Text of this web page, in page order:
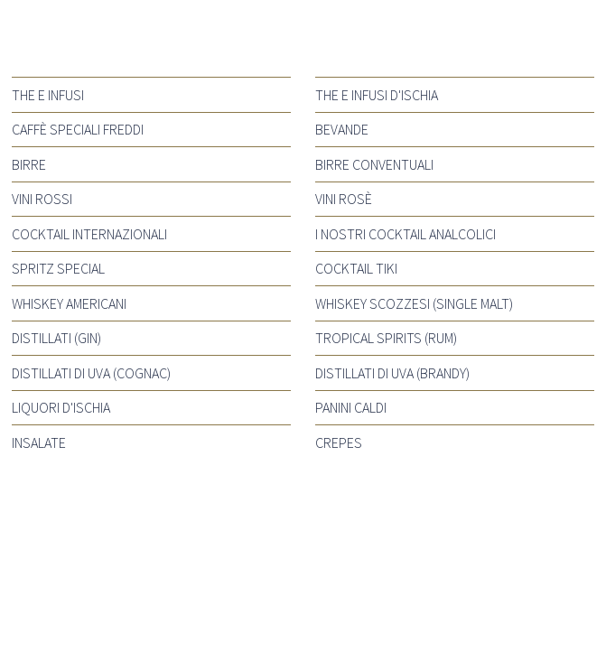
THE E INFUSI
THE E INFUSI D'ISCHIA
CAFFÈ SPECIALI FREDDI
BEVANDE
BIRRE
BIRRE CONVENTUALI
VINI ROSSI
VINI ROSÈ
COCKTAIL INTERNAZIONALI
I NOSTRI COCKTAIL ANALCOLICI
SPRITZ SPECIAL
COCKTAIL TIKI
WHISKEY AMERICANI
WHISKEY SCOZZESI (SINGLE MALT)
DISTILLATI (GIN)
TROPICAL SPIRITS (RUM)
DISTILLATI DI UVA (COGNAC)
DISTILLATI DI UVA (BRANDY)
LIQUORI D'ISCHIA
PANINI CALDI
INSALATE
CREPES